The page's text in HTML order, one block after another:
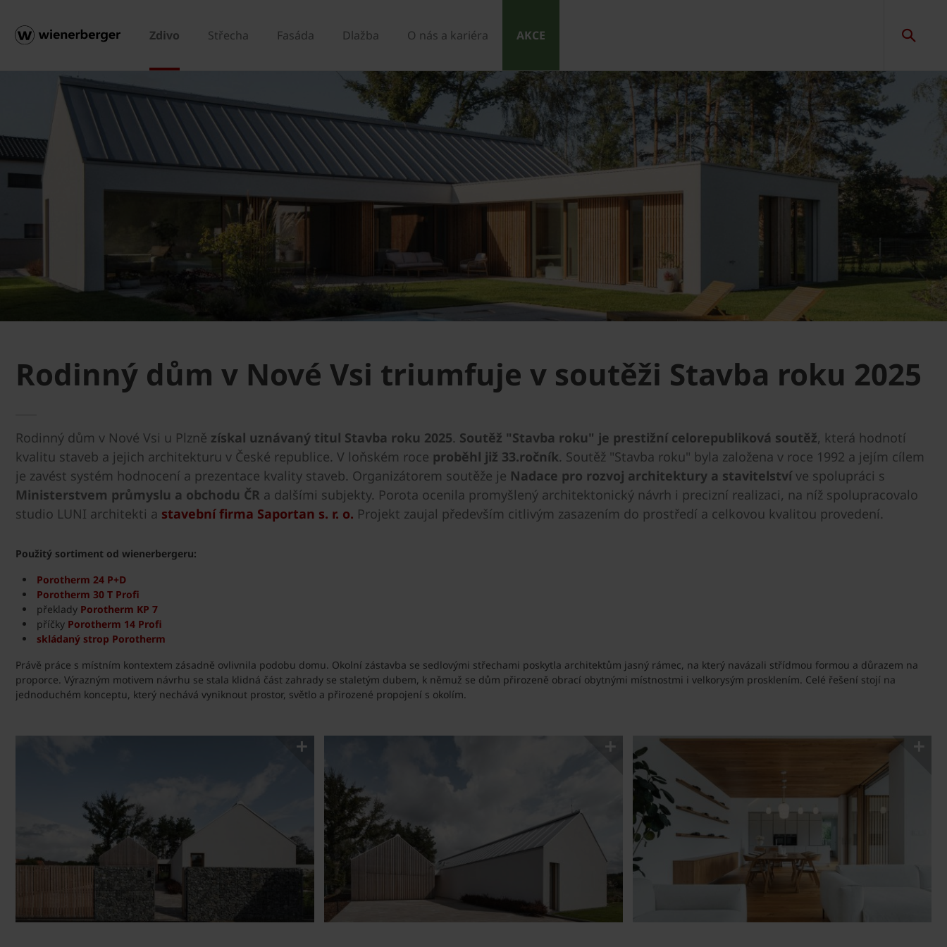
Zdivo Střecha Fasáda Dlažba O nás a kariéra AKCE
Rodinný dům v Nové Vsi triumfuje v soutěži Stavba roku 2025
Rodinný dům v Nové Vsi u Plzně získal uznávaný titul Stavba roku 2025. Soutěž "Stavba roku" je prestižní celorepubliková soutěž, která hodnotí
kvalitu staveb a jejich architekturu v České republice. V loňském roce proběhl již 33.ročník. Soutěž "Stavba roku" byla založena v roce 1992 a jejím cílem
je zavést systém hodnocení a prezentace kvality staveb. Organizátorem soutěže je Nadace pro rozvoj architektury a stavitelstvíve spolupráci s
Ministerstvem průmyslu a obchodu ČR a dalšími subjekty. Porota ocenila promyšlený architektonický návrh i precizní realizaci, na níž spolupracovalo
studio LUNI architekti a stavební firma Saportan s. r. o. Projekt zaujal především citlivým zasazením do prostředí a celkovou kvalitou provedení.
Použitý sortiment od wienerbergeru:
Porotherm 24 P+D
Porotherm 30 T Profi
překlady Porotherm KP 7
příčky Porotherm 14 Profi
skládaný strop Porotherm
Právě práce s místním kontextem zásadně ovlivnila podobu domu. Okolní zástavba se sedlovými střechami poskytla architektům jasný rámec, na který navázali střídmou formou a důrazem na
proporce. Výrazným motivem návrhu se stala klidná část zahrady se staletým dubem, k němuž se dům přirozeně obrací obytnými místnostmi i velkorysým prosklením. Celé řešení stojí na
jednoduchém konceptu, který nechává vyniknout prostor, světlo a přirozené propojení s okolím.